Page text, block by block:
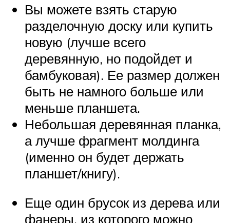
Вы можете взять старую
разделочную доску или купить
новую (лучше всего
деревянную, но подойдет и
бамбуковая). Ее размер должен
быть не намного больше или
меньше планшета.
Небольшая деревянная планка,
а лучше фрагмент молдинга
(именно он будет держать
планшет/книгу).
Еще один брусок из дерева или
фанеры, из которого можно